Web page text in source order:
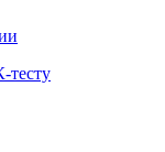
тесту